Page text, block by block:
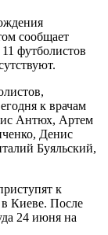
сообщает
футболистов
к врачам
Антюх, Артем
Денис
Буяльский,
к
в Киеве. После
24 июня на